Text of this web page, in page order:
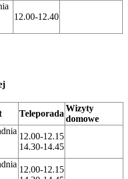
12.00-12.40
Teleporada
Wizyty
domowe
12.00-12.15
14.30-14.45
12.00-12.15